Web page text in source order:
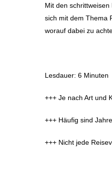
Mit den
sich mit dem Thema
worauf dabei zu
Lesdauer: 6 Minuten
+++ Je nach Art und
+++ Häufig sind
+++ Nicht jede